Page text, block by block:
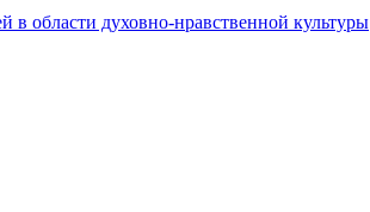
области духовно-нравственной культуры